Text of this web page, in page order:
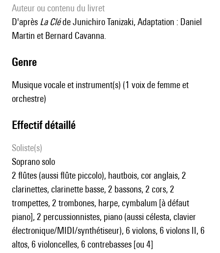
Auteur ou contenu du livret
d'après La Cléde Junichiro Tanizaki, Adaptation : Daniel
Martin et Bernard Cavanna.
genre
Musique vocale et instrument(s) (1 voix de femme et
orchestre)
effectif détaillé
Soliste(s)
soprano solo
2 flûtes (aussi flûte piccolo), hautbois, cor anglais, 2
clarinettes, clarinette basse, 2 bassons, 2 cors, 2
trompettes, 2 trombones, harpe, cymbalum [à défaut
piano], 2 percussionnistes, piano (aussi célesta, clavier
électronique/MIDI/synthétiseur), 6 violons, 6 violons II, 6
altos, 6 violoncelles, 6 contrebasses [ou 4]